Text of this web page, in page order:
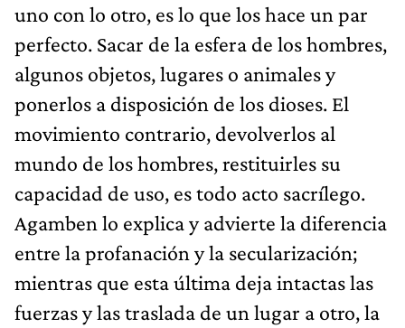
uno con lo otro, es lo que los hace un par
perfecto. Sacar de la esfera de los hombres,
algunos objetos, lugares o animales y
ponerlos a disposición de los dioses. El
movimiento contrario, devolverlos al
mundo de los hombres, restituirles su
capacidad de uso, es todo acto sacrílego.
Agamben lo explica y advierte la diferencia
entre la profanación y la secularización;
mientras que esta última deja intactas las
fuerzas y las traslada de un lugar a otro, la